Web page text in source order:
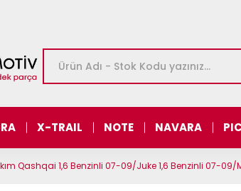
X-TRAIL NOTE NAVARA
Qashqai 1,6 Benzinli 07-09/Juke 1,6 Benzinli 07-09/